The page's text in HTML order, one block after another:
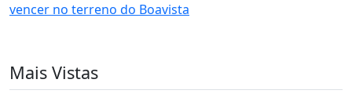
vencer no terreno do Boavista
Mais Vistas